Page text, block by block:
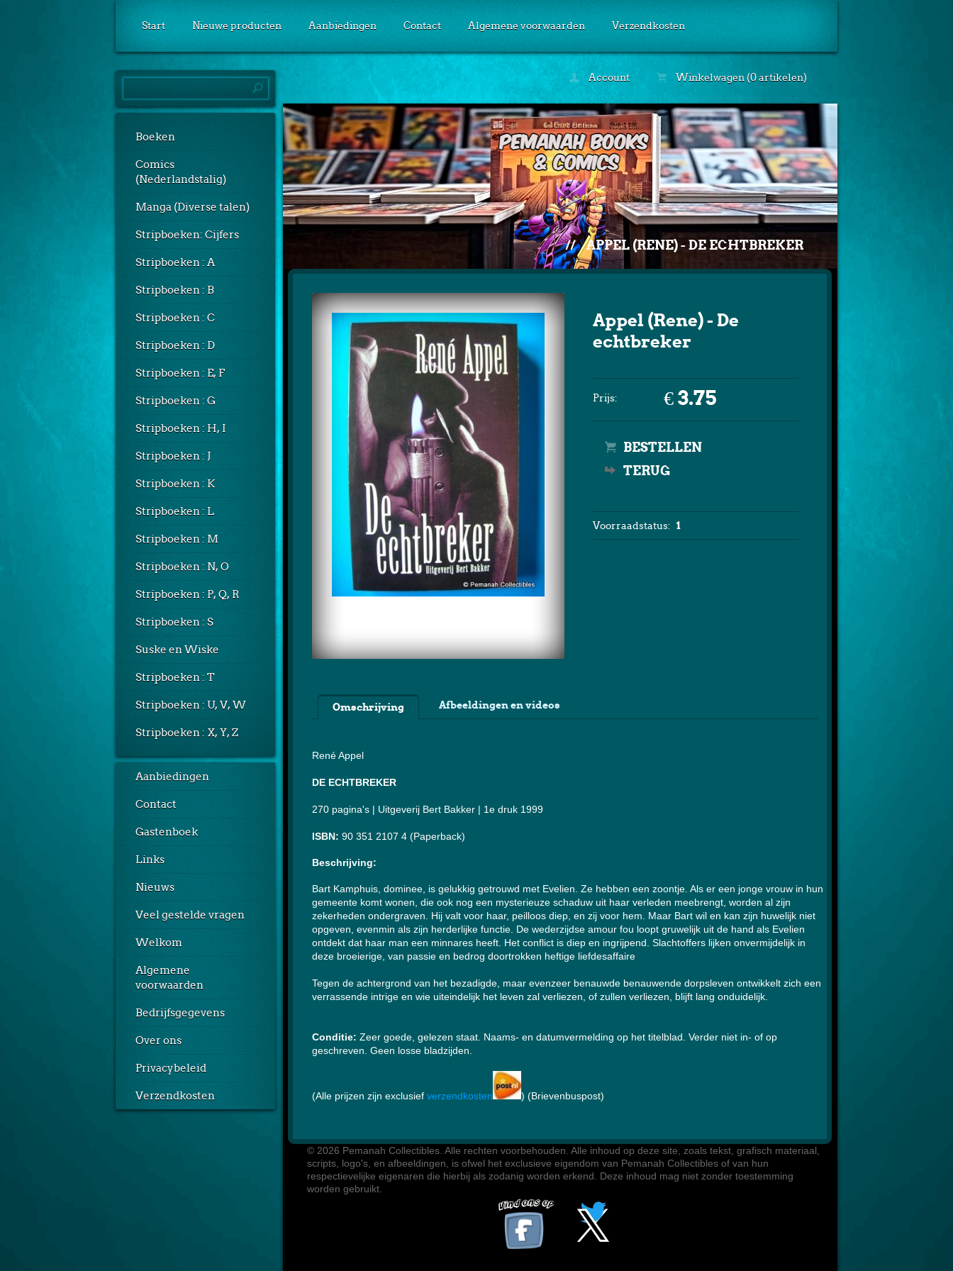
Start Nieuwe producten Aanbiedingen Contact Algemene voorwaarden Verzendkosten
Account Winkelwagen (0 artikelen)
Boeken
Comics
(Nederlandstalig)
Manga (Diverse talen)
Stripboeken: Cijfers
Stripboeken : A
Stripboeken : B
Stripboeken : C
Stripboeken : D
Stripboeken : E, F
Stripboeken : G
Stripboeken : H, I
Stripboeken : J
Stripboeken : K
Stripboeken : L
Stripboeken : M
Stripboeken : N, O
Stripboeken : P, Q, R
Stripboeken : S
Suske en Wiske
Stripboeken : T
Stripboeken : U, V, W
Stripboeken : X, Y, Z
Aanbiedingen
Contact
Gastenboek
Links
Nieuws
Veel gestelde vragen
Welkom
Algemene
voorwaarden
Bedrijfsgegevens
Over ons
Privacybeleid
Verzendkosten
// APPEL (RENE) - DE ECHTBREKER
Appel (Rene) - De
echtbreker
Prijs: € 3.75
TERUG
Voorraadstatus: 1
Omschrijving Afbeeldingen en videos
René Appel
DE ECHTBREKER
270 pagina's | Uitgeverij Bert Bakker | 1e druk 1999
ISBN: 90 351 2107 4 (Paperback)
Beschrijving:
Bart Kamphuis, dominee, is gelukkig getrouwd met Evelien. Ze hebben een zoontje. Als er een jonge vrouw in hun
gemeente komt wonen, die ook nog een mysterieuze schaduw uit haar verleden meebrengt, worden al zijn
zekerheden ondergraven. Hij valt voor haar, peilloos diep, en zij voor hem. Maar Bart wil en kan zijn huwelijk niet
opgeven, evenmin als zijn herderlijke functie. De wederzijdse amour fou loopt gruwelijk uit de hand als Evelien
ontdekt dat haar man een minnares heeft. Het conflict is diep en ingrijpend. Slachtoffers lijken onvermijdelijk in
deze broeierige, van passie en bedrog doortrokken heftige liefdesaffaire
Tegen de achtergrond van het bezadigde, maar evenzeer benauwde benauwende dorpsleven ontwikkelt zich een
verrassende intrige en wie uiteindelijk het leven zal verliezen, of zullen verliezen, blijft lang onduidelijk.
Conditie: Zeer goede, gelezen staat. Naams- en datumvermelding op het titelblad. Verder niet in- of op
geschreven. Geen losse bladzijden.
(Alle prijzen zijn exclusief verzendkosten ) (Brievenbuspost)
© 2026 Pemanah Collectibles. Alle rechten voorbehouden. Alle inhoud op deze site, zoals tekst, grafisch materiaal,
scripts, logo's, en afbeeldingen, is ofwel het exclusieve eigendom van Pemanah Collectibles of van hun
respectievelijke eigenaren die hierbij als zodanig worden erkend. Deze inhoud mag niet zonder toestemming